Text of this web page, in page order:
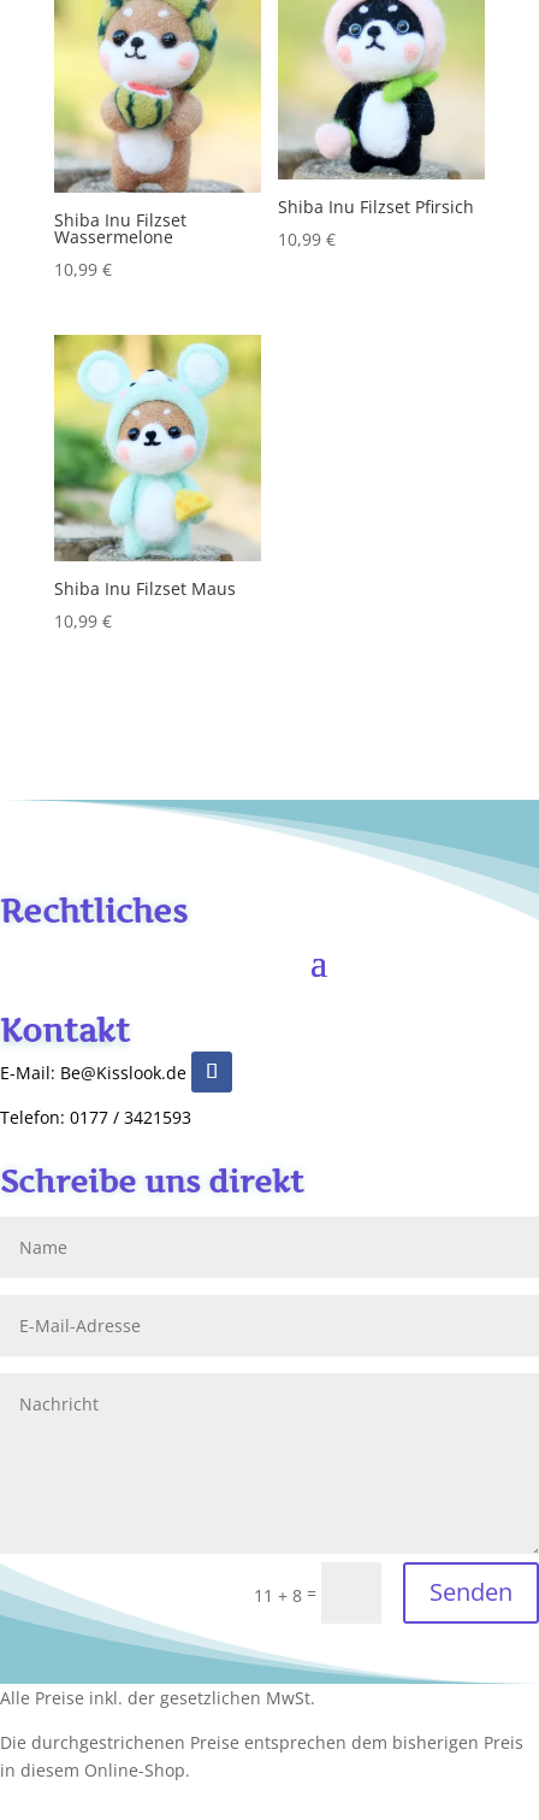
Shiba Inu Filzset
Wassermelone
10,99 €
Shiba Inu Filzset Pfirsich
10,99€
Shiba Inu Filzset Maus
10,99 €
Rechtliches
Kontakt
E-Mail: Be@Kisslook.de
Telefon: 0177 / 3421593
Schreibe uns direkt
11 + 8 = Senden
Alle Preise inkl. der gesetzlichen MwSt.
Die durchgestrichenen Preise entsprechen dem bisherigen Preis
in diesem Online-Shop.